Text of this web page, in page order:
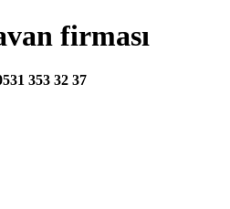
firması
353 32 37